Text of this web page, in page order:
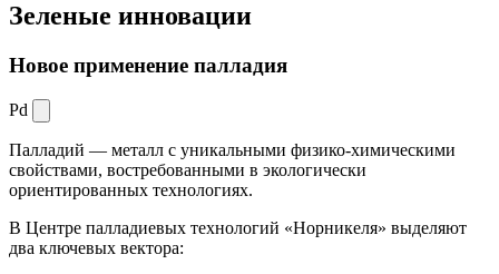
Зеленые инновации
Новое применение палладия
Pd
Палладий — металл с уникальными физико-химическими
свойствами, востребованными в экологически
ориентированных технологиях.
В Центре палладиевых технологий «Норникеля» выделяют
два ключевых вектора: